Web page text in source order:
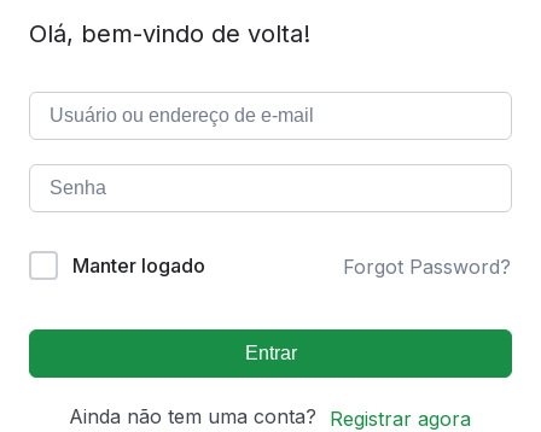
Olá, bem-vindo de volta!
Manter logado Forgot Password?
Entrar
Ainda não tem uma conta? Registrar agora